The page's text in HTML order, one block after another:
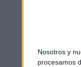
Nosotros y
procesamos